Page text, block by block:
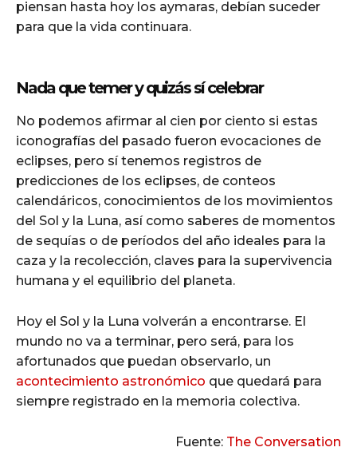
piensan hasta hoy los aymaras, debían suceder
para que la vida continuara.
Nada que temer y quizás sí celebrar
No podemos afirmar al cien por ciento si estas
iconografías del pasado fueron evocaciones de
eclipses, pero sí tenemos registros de
predicciones de los eclipses, de conteos
calendáricos, conocimientos de los movimientos
del Sol y la Luna, así como saberes de momentos
de sequías o de períodos del año ideales para la
caza y la recolección, claves para la supervivencia
humana y el equilibrio del planeta.
Hoy el Sol y la Luna volverán a encontrarse. El
mundo no va a terminar, pero será, para los
afortunados que puedan observarlo, un
acontecimiento astronómico que quedará para
siempre registrado en la memoria colectiva.
Fuente: The Conversation